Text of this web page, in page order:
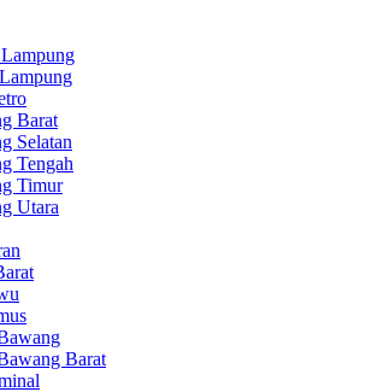
Barat
Selatan
Tengah
Timur
Utara
Barat